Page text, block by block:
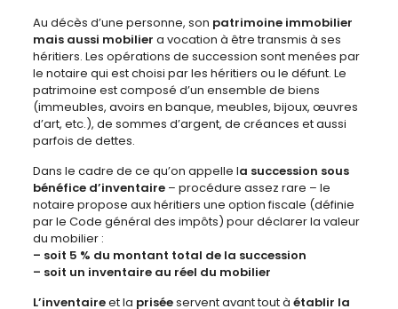
Au décès d’une personne, son patrimoine immobilier
mais aussi mobilier a vocation à être transmis à ses
héritiers. Les opérations de succession sont menées par
le notaire qui est choisi par les héritiers ou le défunt. Le
patrimoine est composé d’un ensemble de biens
(immeubles, avoirs en banque, meubles, bijoux, œuvres
d’art, etc.), de sommes d’argent, de créances et aussi
parfois de dettes.
Dans le cadre de ce qu’on appelle la succession sous
bénéfice d’inventaire – procédure assez rare – le
notaire propose aux héritiers une option fiscale (définie
par le Code général des impôts) pour déclarer la valeur
du mobilier :
– soit 5 % du montant total de la succession
– soit un inventaire au réel du mobilier
L’inventaireet la priséeservent avant tout à établir la